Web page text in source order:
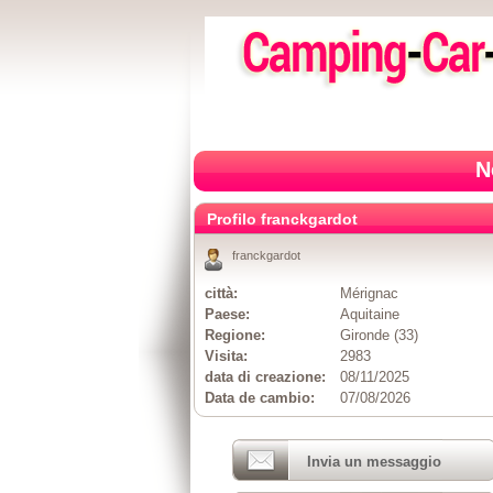
Profilo franckgardot
franckgardot
città:
Mérignac
Paese:
Aquitaine
Regione:
Gironde (33)
Visita:
2983
data di creazione:
08/11/2025
Data de cambio:
07/08/2026
Invia un messaggio